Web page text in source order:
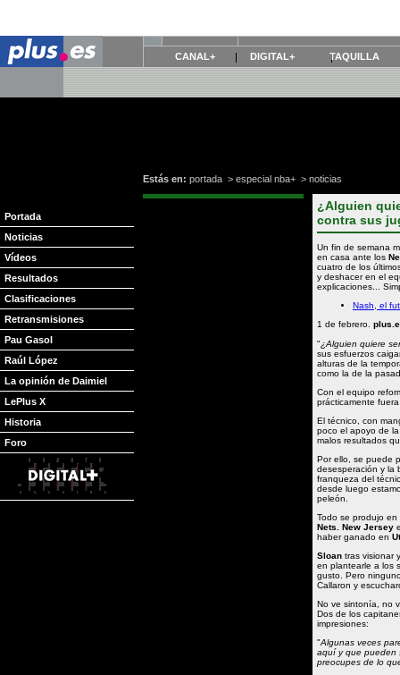
CANAL+ DIGITAL+ TAQUILLA
Portada
Noticias
Vídeos
Resultados
Clasificaciones
Retransmisiones
Pau Gasol
Raúl López
La opinión de Daimiel
LePlus X
Historia
Foro
Estás en: portada > especial nba+ > noticias
¿Alguien
contra sus
Un fin de semana
en casa ante los
cuatro de los
y deshacer en el
explicaciones...
Nash, el
1 de febrero.
"¿Alguien quiere
sus esfuerzos
alturas de la
como la de la
Con el equipo
prácticamente
El técnico, con
poco el apoyo de
malos resultados
Por ello, se puede
desesperación y la
franqueza del
desde luego
peleón.
Todo se produjo
Nets. New Jersey
haber ganado en
Sloan tras visionar
en plantearle a los
gusto. Pero
Callaron y
No ve sintonía, no
Dos de los
impresiones:
"Algunas veces
aquí y que pueden
preocupes de lo